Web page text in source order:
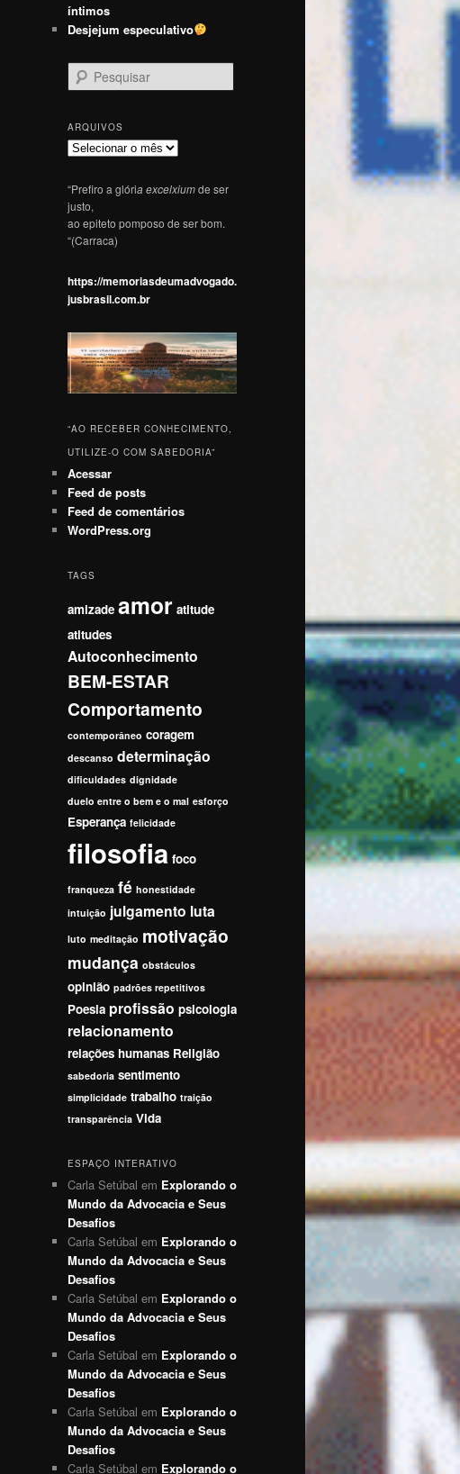
íntimos
Desjejum especulativo
e
q
u
i
a
r
ARQUIVOS
Arquivos
“Prefiro a glória excelxiumde ser
justo,
ao epiteto pomposo de ser bom.
“(Carraca)
https://memoriasdeumadvogado.
jusbrasil.com.br
“AO RECEBER CONHECIMENTO,
UTILIZE-O COM SABEDORIA”
Acessar
Feed de posts
Feed de comentários
WordPress.org
TAGS
amizade amor atitude
atitudes
Autoconhecimento
BEM-ESTAR
Comportamento
contemporâneo coragem
descanso determinação
dificuldades dignidade
duelo entre o bem e o mal esforço
Esperança felicidade
filosofia foco
franqueza fé honestidade
intuição julgamento luta
luto meditação motivação
mudança obstáculos
opinião padrões repetitivos
Poesia profissão psicologia
relacionamento
relações humanas Religião
sabedoria sentimento
simplicidade trabalho traição
transparência Vida
ESPAÇO INTERATIVO
Carla Setúbal em Explorando o
Mundo da Advocacia e Seus
Desafios
Carla Setúbal em Explorando o
Mundo da Advocacia e Seus
Desafios
Carla Setúbal em Explorando o
Mundo da Advocacia e Seus
Desafios
Carla Setúbal em Explorando o
Mundo da Advocacia e Seus
Desafios
Carla Setúbal em Explorando o
Mundo da Advocacia e Seus
Desafios
Carla Setúbal em Explorando o